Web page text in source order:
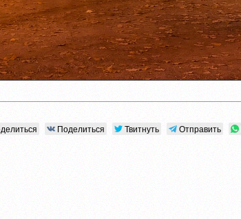
Поделиться Твитнуть Отправить